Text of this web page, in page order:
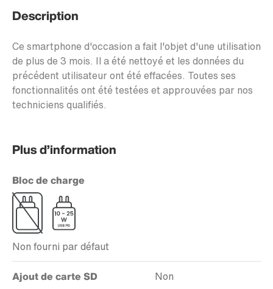
Description
Ce smartphone d'occasion a fait l'objet d'une utilisation
de plus de 3 mois. Il a été nettoyé et les données du
précédent utilisateur ont été effacées. Toutes ses
fonctionnalités ont été testées et approuvées par nos
techniciens qualifiés.
Plus d’information
Bloc de charge
Non fourni par défaut
Ajout de carte SD Non